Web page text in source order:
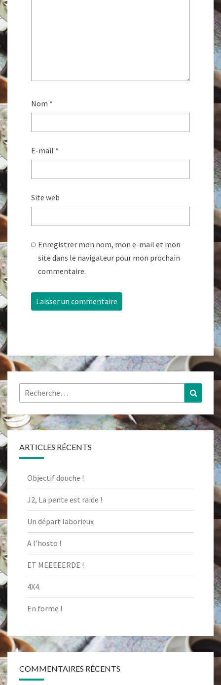
Nom *
E-mail *
Site web
Enregistrer mon nom, mon e-mail et mon
site dans le navigateur pour mon prochain
commentaire.
Rechercher :
ARTICLES RÉCENTS
Objectif douche !
J2, La pente est raide !
Un départ laborieux
A l’hosto !
ET MEEEEERDE !
4X4.
En forme !
COMMENTAIRES RÉCENTS